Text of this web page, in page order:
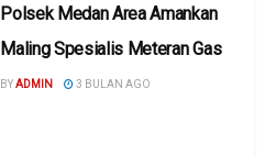
Polsek Medan Area Amankan
Maling Spesialis Meteran Gas
BYADMIN 3 BULAN AGO